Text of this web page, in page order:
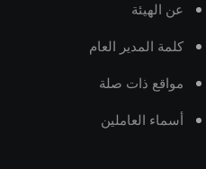
عن الهيئة
كلمة المدير العام
مواقع ذات صلة
أسماء العاملين